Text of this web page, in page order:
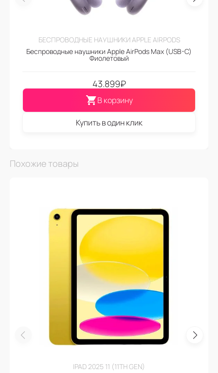
БЕСПРОВОДНЫЕ НАУШНИКИ APPLE AIRPODS
Беспроводные наушники Apple AirPods Max (USB-C)
Фиолетовый
43.899₽
В корзину
Купить в один клик
Похожие товары
IPAD 2025 11 (11TH GEN)